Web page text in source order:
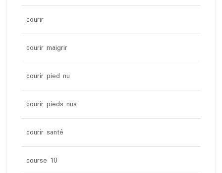
courir
courir maigrir
courir pied nu
courir pieds nus
courir santé
course 10